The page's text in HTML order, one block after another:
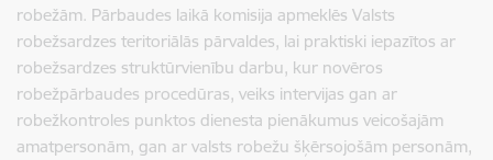
robežām. Pārbaudes laikā komisija apmeklēs Valsts
robežsardzes teritoriālās pārvaldes, lai praktiski iepazītos ar
robežsardzes struktūrvienību darbu, kur novēros
robežpārbaudes procedūras, veiks intervijas gan ar
robežkontroles punktos dienesta pienākumus veicošajām
amatpersonām, gan ar valsts robežu šķērsojošām personām,